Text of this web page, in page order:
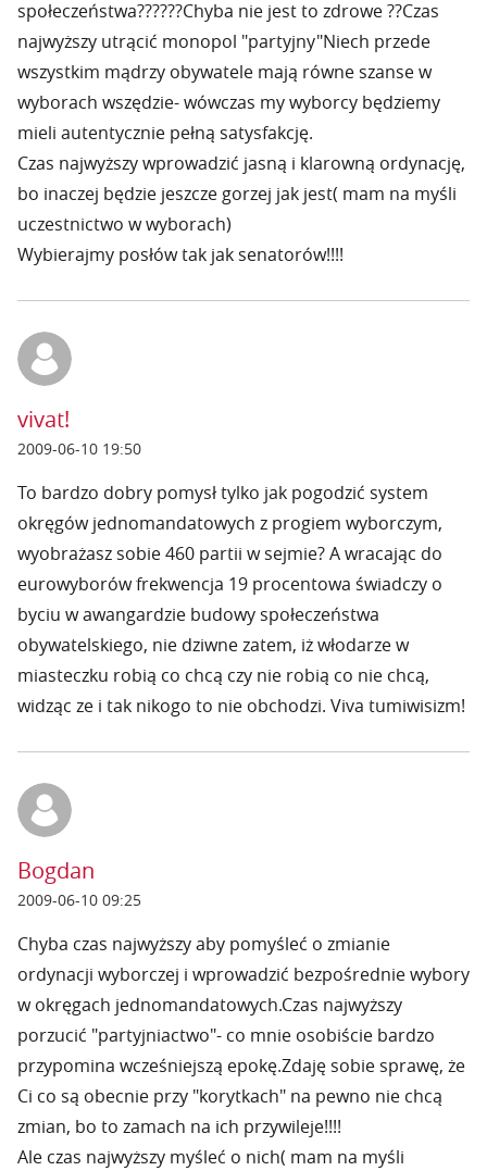
społeczeństwa??????Chyba nie jest to zdrowe ??Czas
najwyższy utrącić monopol "partyjny"Niech przede
wszystkim mądrzy obywatele mają równe szanse w
wyborach wszędzie- wówczas my wyborcy będziemy
mieli autentycznie pełną satysfakcję.
Czas najwyższy wprowadzić jasną i klarowną ordynację,
bo inaczej będzie jeszcze gorzej jak jest( mam na myśli
uczestnictwo w wyborach)
Wybierajmy posłów tak jak senatorów!!!!
vivat!
2009-06-10 19:50
To bardzo dobry pomysł tylko jak pogodzić system
okręgów jednomandatowych z progiem wyborczym,
wyobrażasz sobie 460 partii w sejmie? A wracając do
eurowyborów frekwencja 19 procentowa świadczy o
byciu w awangardzie budowy społeczeństwa
obywatelskiego, nie dziwne zatem, iż włodarze w
miasteczku robią co chcą czy nie robią co nie chcą,
widząc ze i tak nikogo to nie obchodzi. Viva tumiwisizm!
Bogdan
2009-06-10 09:25
Chyba czas najwyższy aby pomyśleć o zmianie
ordynacji wyborczej i wprowadzić bezpośrednie wybory
w okręgach jednomandatowych.Czas najwyższy
porzucić "partyjniactwo"- co mnie osobiście bardzo
przypomina wcześniejszą epokę.Zdaję sobie sprawę, że
Ci co są obecnie przy "korytkach" na pewno nie chcą
zmian, bo to zamach na ich przywileje!!!!
Ale czas najwyższy myśleć o nich( mam na myśli